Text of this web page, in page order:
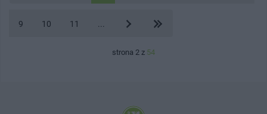
9 10 11
strona 2 z 54